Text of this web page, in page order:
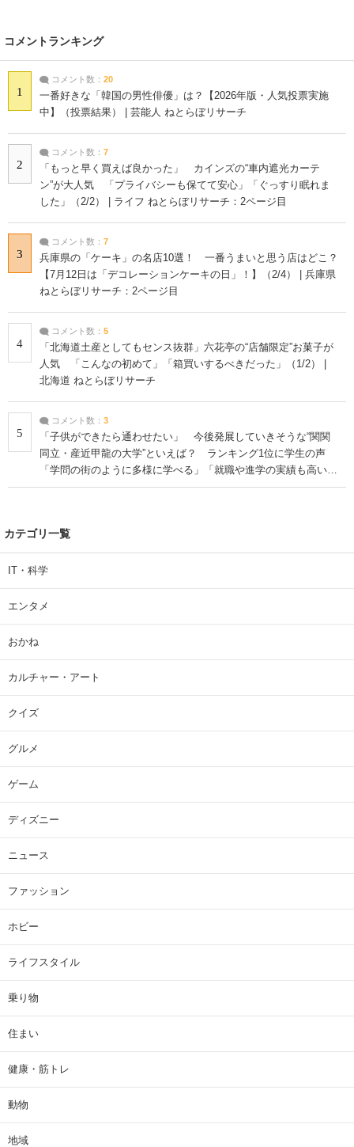
コメントランキング
1
コメント数： 20
一番好きな「韓国の男性俳優」は？【2026年版・人気投票実施
中】（投票結果） | 芸能人 ねとらぼリサーチ
2
コメント数： 7
「もっと早く買えば良かった」 カインズの“車内遮光カーテ
ン”が大人気 「プライバシーも保てて安心」「ぐっすり眠れま
した」（2/2） | ライフ ねとらぼリサーチ：2ページ目
3
コメント数： 7
兵庫県の「ケーキ」の名店10選！ 一番うまいと思う店はどこ？
【7月12日は「デコレーションケーキの日」！】（2/4） | 兵庫県
ねとらぼリサーチ：2ページ目
4
コメント数： 5
「北海道土産としてもセンス抜群」六花亭の“店舗限定”お菓子が
人気 「こんなの初めて」「箱買いするべきだった」（1/2） |
北海道 ねとらぼリサーチ
5
コメント数： 3
「子供ができたら通わせたい」 今後発展していきそうな“関関
同立・産近甲龍の大学”といえば？ ランキング1位に学生の声
「学問の街のように多様に学べる」「就職や進学の実績も高い」
| 大学 ねとらぼリサーチ
カテゴリ一覧
IT・科学
エンタメ
おかね
カルチャー・アート
クイズ
グルメ
ゲーム
ディズニー
ニュース
ファッション
ホビー
ライフスタイル
乗り物
住まい
健康・筋トレ
動物
地域